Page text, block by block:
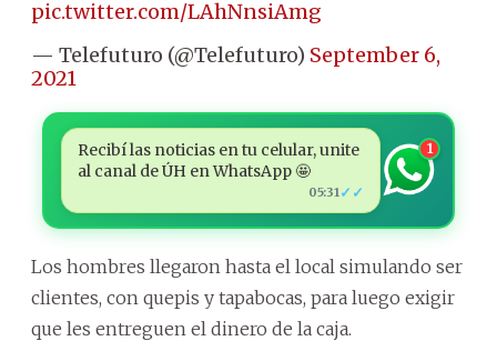
pic.twitter.com/LAhNnsiAmg
— Telefuturo (@Telefuturo) September 6,
2021
Recibí las noticias en tu celular, unite
al canal de ÚH en WhatsApp 🤩
05:31 ✓✓
1
Los hombres llegaron hasta el local simulando ser
clientes, con quepis y tapabocas, para luego exigir
que les entreguen el dinero de la caja.